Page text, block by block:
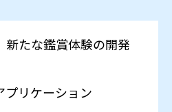
たな鑑賞体験の開発
プリケーション